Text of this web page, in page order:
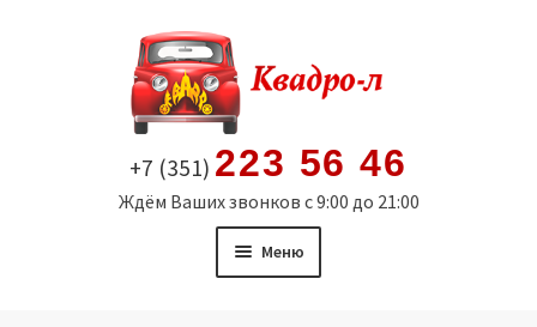
содержимому
+7 (351) 223 56 46
Ждём Ваших звонков с 9:00 до 21:00
Меню